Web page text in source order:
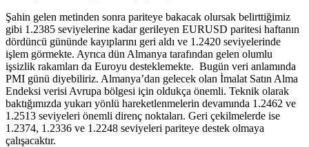
Şahin gelen metinden sonra pariteye bakacak olursak belirttiğimiz
gibi 1.2385 seviyelerine kadar gerileyen EURUSD paritesi haftanın
dördüncü gününde kayıplarını geri aldı ve 1.2420 seviyelerinde
işlem görmekte. Ayrıca dün Almanya tarafından gelen olumlu
işsizlik rakamları da Euroyu desteklemekte. Bugün veri anlamında
PMI günü diyebiliriz. Almanya’dan gelecek olan İmalat Satın Alma
Endeksi verisi Avrupa bölgesi için oldukça önemli. Teknik olarak
baktığımızda yukarı yönlü hareketlenmelerin devamında 1.2462 ve
1.2513 seviyeleri önemli direnç noktaları. Geri çekilmelerde ise
1.2374, 1.2336 ve 1.2248 seviyeleri pariteye destek olmaya
çalışacaktır.